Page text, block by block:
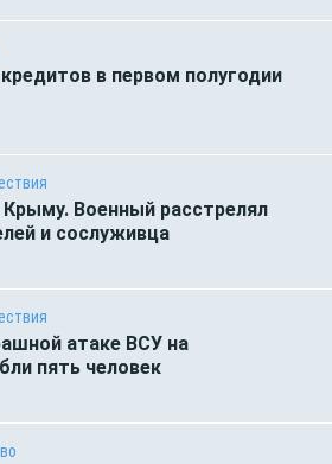
в первом полугодии
Военный расстрелял
и сослуживца
атаке ВСУ на
пять человек